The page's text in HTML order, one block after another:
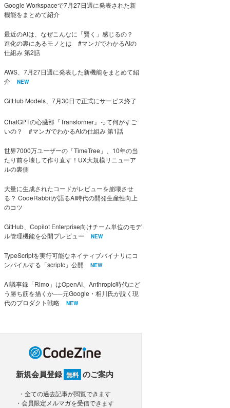
Google Workspaceで7月27日週に発表された新
機能をまとめて紹介
最近のAIは、なぜこんなに「賢く」感じるの？
進化の裏にあるモノとは #マンガでわかるAIの
仕組み 第2話
AWS、7月27日週に発表した新機能をまとめて紹
介
NEW
GitHub Models、7月30日で正式にサービス終了
ChatGPTの心臓部『Transformer』って何がすご
いの？ #マンガでわかるAIの仕組み 第1話
世界7000万ユーザーの「TimeTree」、10年の当
たり前を壊して作り直す！UX大規模リニューア
ルの裏側
大量に生成されたコードがレビューを崩壊させ
る？ CodeRabbitが語るAI時代の開発生産性向上
のコツ
GitHub、Copilot Enterprise向けチーム単位のモデ
ル管理機能を公開プレビュー
NEW
TypeScriptを実行可能なネイティブバイナリにコ
ンパイルする「scriptc」公開
NEW
AI議事録「Rimo」はOpenAI、Anthropic時代にど
う勝ち筋を描くか──元Google・相川氏が説く現
代のプロダクト戦略
NEW
新規会員登録 無料 のご案内
・全ての過去記事が閲覧できます
・会員限定メルマガを受信できます